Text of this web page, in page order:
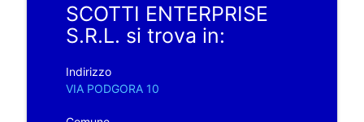
SCOTTI ENTERPRISE
S.R.L. si trova in:
Indirizzo
VIA PODGORA 10